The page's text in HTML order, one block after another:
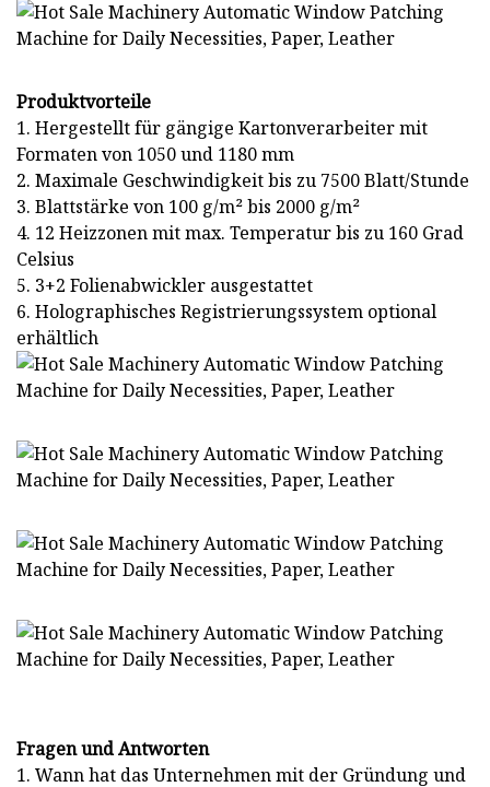
Produktvorteile
1. Hergestellt für gängige Kartonverarbeiter mit
Formaten von 1050 und 1180 mm
2. Maximale Geschwindigkeit bis zu 7500 Blatt/Stunde
3. Blattstärke von 100 g/m² bis 2000 g/m²
4. 12 Heizzonen mit max. Temperatur bis zu 160 Grad
Celsius
5. 3+2 Folienabwickler ausgestattet
6. Holographisches Registrierungssystem optional
erhältlich
Fragen und Antworten
1. Wann hat das Unternehmen mit der Gründung und